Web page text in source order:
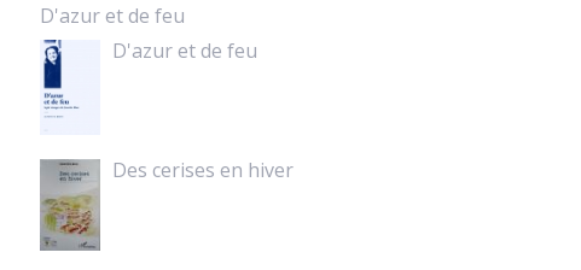
D'azur et de feu
D'azur et de feu
Des cerises en hiver